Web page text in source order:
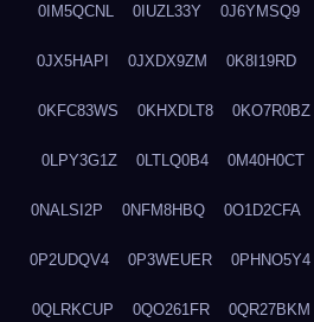
0IM5QCNL 0IUZL33Y 0J6YMSQ9
0JX5HAPI 0JXDX9ZM 0K8I19RD
0KFC83WS 0KHXDLT8 0KO7R0BZ
0LPY3G1Z 0LTLQ0B4 0M40H0CT
0NALSI2P 0NFM8HBQ 0O1D2CFA
0P2UDQV4 0P3WEUER 0PHNO5Y4
0QLRKCUP 0QO261FR 0QR27BKM